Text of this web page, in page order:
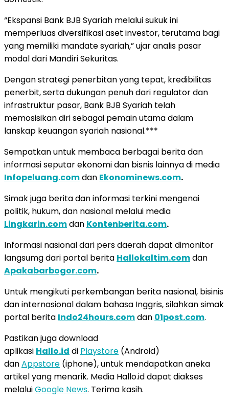
“Ekspansi Bank BJB Syariah melalui sukuk ini
memperluas diversifikasi aset investor, terutama bagi
yang memiliki mandate syariah,” ujar analis pasar
modal dari Mandiri Sekuritas.
Dengan strategi penerbitan yang tepat, kredibilitas
penerbit, serta dukungan penuh dari regulator dan
infrastruktur pasar, Bank BJB Syariah telah
memosisikan diri sebagai pemain utama dalam
lanskap keuangan syariah nasional.***
Sempatkan untuk membaca berbagai berita dan
informasi seputar ekonomi dan bisnis lainnya di media
Infopeluang.comdan Ekonominews.com.
Simak juga berita dan informasi terkini mengenai
politik, hukum, dan nasional melalui media
Lingkarin.comdan Kontenberita.com.
Informasi nasional dari pers daerah dapat dimonitor
langsumg dari portal berita Hallokaltim.comdan
Apakabarbogor.com.
Untuk mengikuti perkembangan berita nasional, bisinis
dan internasional dalam bahasa Inggris, silahkan simak
portal berita Indo24hours.comdan 01post.com.
Pastikan juga download
aplikasi Hallo.id di Playstore (Android)
danAppstore (iphone), untuk mendapatkan aneka
artikel yang menarik. Media Hallo.id dapat diakses
melaluiGoogle News. Terima kasih.